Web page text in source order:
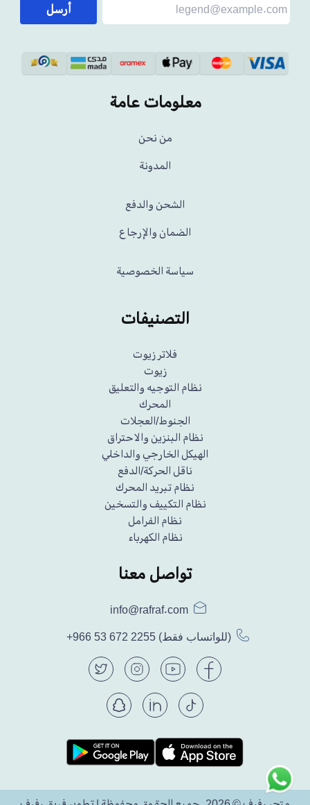
أرسل
معلومات عامة
من نحن
المدونة
الشحن والدفع
الضمان والإرجاع
سياسة الخصوصية
التصنيفات
فلاتر زيوت
زيوت
نظام التوجيه والتعليق
المحرك
الجنوط/العجلات
نظام البنزين والاحتراق
الهيكل الخارجي والداخلي
ناقل الحركة/الدفع
نظام تبريد المحرك
نظام التكييف والتسخين
نظام الفرامل
نظام الكهرباء
تواصل معنا
info@rafraf.com
+966 53 672 2255 (للواتساب فقط)